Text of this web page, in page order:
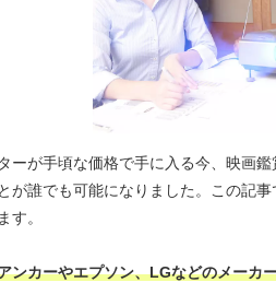
ーが手頃な価格で手に入る今、映画
が誰でも可能になりました。この記
す。
ンカーやエプソン、LGなどのメーカ